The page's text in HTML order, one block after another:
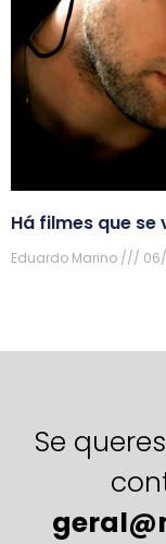
Há filmes que se
Eduardo Marino
Se